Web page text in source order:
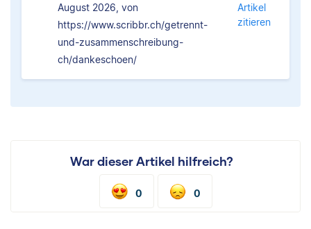
August 2026, von
https://www.scribbr.ch/getrennt-
und-zusammenschreibung-
ch/dankeschoen/
Artikel
zitieren
War dieser Artikel hilfreich?
0 0